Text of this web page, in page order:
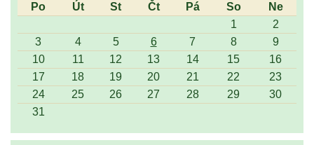
Po
Út St Čt Pá So
Ne
1
2
3
4 5 6 7 8
9
10
11 12 13 14 15
16
17
18 19 20 21 22
23
24
25 26 27 28 29
30
31